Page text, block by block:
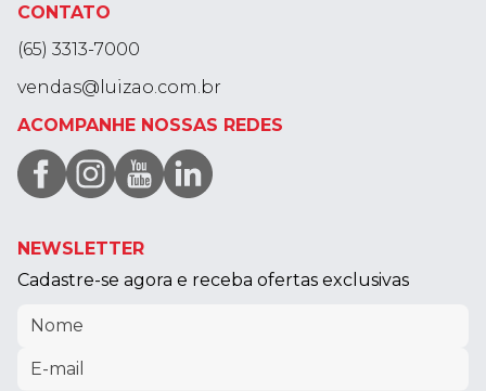
CONTATO
(65) 3313-7000
vendas@luizao.com.br
ACOMPANHE NOSSAS REDES
NEWSLETTER
Cadastre-se agora e receba ofertas exclusivas